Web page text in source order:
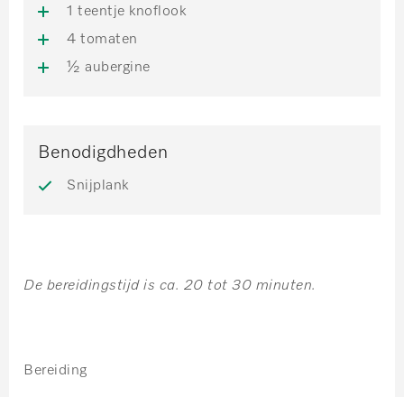
1 teentje knoflook
4 tomaten
½ aubergine
Benodigdheden
Snijplank
De bereidingstijd is ca. 20 tot 30 minuten.
Bereiding